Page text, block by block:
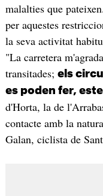
malalties que
per aquestes
la seva activitat
"La carretera
transitades; els
es poden fer,
d'Horta, la de
contacte amb la
Galan, ciclista de